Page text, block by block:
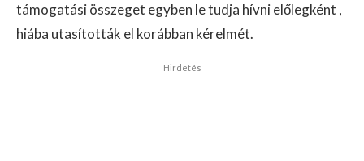
támogatási összeget egyben le tudja hívni előlegként ,
hiába utasították el korábban kérelmét.
Hirdetés